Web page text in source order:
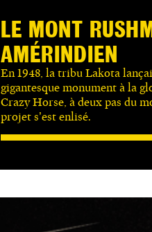
LE MONT
AMÉRINDIEN
En 1948, la tribu Lakota
gigantesque monument à la
Crazy Horse, à deux pas du
projet s’est enlisé.